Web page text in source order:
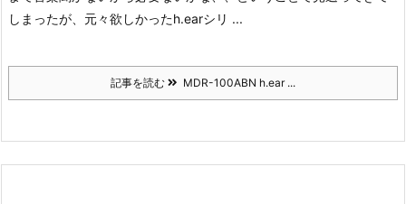
しまったが、元々欲しかったh.earシリ ...
記事を読む MDR-100ABN h.ear ...